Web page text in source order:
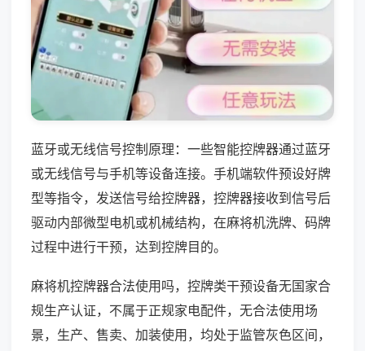
蓝牙或无线信号控制原理：一些智能控牌器通过蓝牙
或无线信号与手机等设备连接。手机端软件预设好牌
型等指令，发送信号给控牌器，控牌器接收到信号后
驱动内部微型电机或机械结构，在麻将机洗牌、码牌
过程中进行干预，达到控牌目的。
麻将机控牌器合法使用吗，控牌类干预设备无国家合
规生产认证，不属于正规家电配件，无合法使用场
景，生产、售卖、加装使用，均处于监管灰色区间，